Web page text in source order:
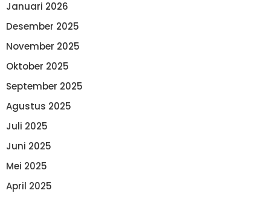
Januari 2026
Desember 2025
November 2025
Oktober 2025
September 2025
Agustus 2025
Juli 2025
Juni 2025
Mei 2025
April 2025